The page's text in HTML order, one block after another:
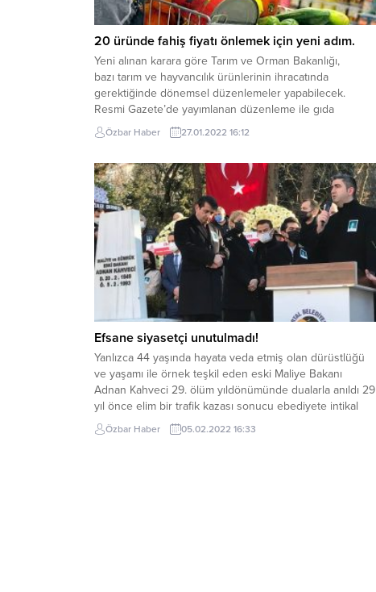
20 üründe fahiş fiyatı önlemek için yeni adım.
Yeni alınan karara göre Tarım ve Orman Bakanlığı,
bazı tarım ve hayvancılık ürünlerinin ihracatında
gerektiğinde dönemsel düzenlemeler yapabilecek.
Resmi Gazete’de yayımlanan düzenleme ile gıda
fiyatlarını düşürmek için 20 üründe ihracat belli
dönemler kısıtlanabilecek. Resmi Gazete’de yapılan
pozisyonu (G.T.P.) veya gümrük tarife istatistik pozisyonu
(G.T.İ.P.) ve tanımı belirtilen...
Özbar Haber 27.01.2022 16:12
Efsane siyasetçi unutulmadı!
Yanlızca 44 yaşında hayata veda etmiş olan dürüstlüğü
ve yaşamı ile örnek teşkil eden eski Maliye Bakanı
Adnan Kahveci 29. ölüm yıldönümünde dualarla anıldı 29
yıl önce elim bir trafik kazası sonucu ebediyete intikal
eden ünlü Siyaset ve fikir insanı Adnan Kahveci, her yıl
olduğu gibi bu yıl da kabri...
Özbar Haber 05.02.2022 16:33